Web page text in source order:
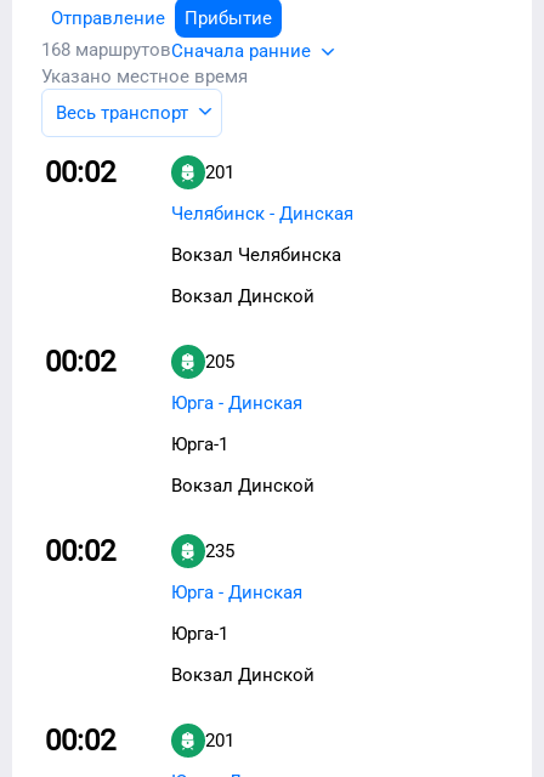
Отправление
Прибытие
168 маршрутовСначала ранние
Указано местное время
Весь транспорт
00:02
201
Челябинск - Динская
Вокзал Челябинска
Вокзал Динской
00:02
205
Юрга - Динская
Юрга-1
Вокзал Динской
00:02
235
Юрга - Динская
Юрга-1
Вокзал Динской
00:02
201